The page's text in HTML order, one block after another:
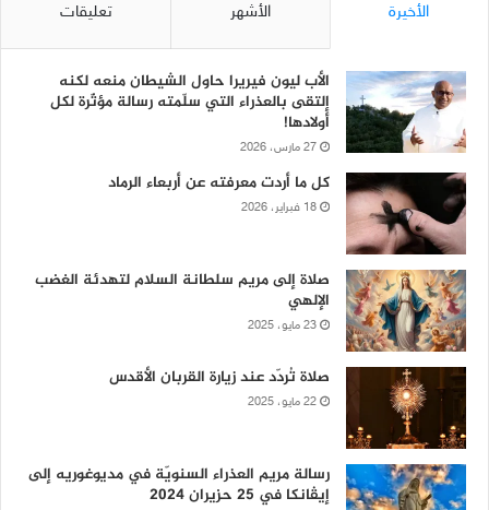
الأخيرة الأشهر تعليقات
الأب ليون فيريرا حاول الشيطان منعه لكنه
إلتقى بالعذراء التي سلّمته رسالة مؤثّرة لكل
أولادها!
27 مارس، 2026
كل ما أردت معرفته عن أربعاء الرماد
18 فبراير، 2026
صلاة إلى مريم سلطانة السلام لتهدئة الغضب
الإلهي
23 مايو، 2025
صلاة تُردّد عند زيارة القربان الأقدس
22 مايو، 2025
رسالة مريم العذراء السنويّة في مديوغوريه إلى
إيڤانكا في 25 حزيران 2024